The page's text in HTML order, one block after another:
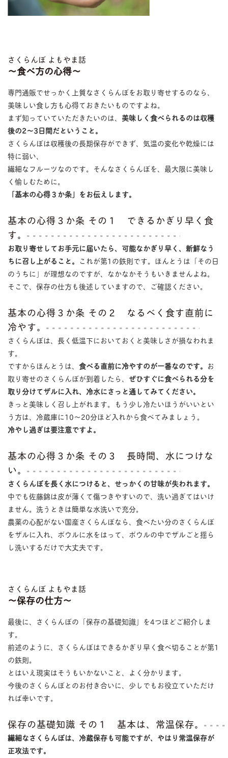
さくらんぼ よもやま話
〜食べ方の心得〜
専門通販でせっかく上質なさくらんぼをお取り寄せするのなら、
美味しい食し方も心得ておきたいものですよね。
まず知っていていただきたいのは、 美味しく食べられるのは収穫
後の2〜3日間だということ。
さくらんぼは収穫後の長期保存ができず、気温の変化や乾燥には
特に弱い、
繊細なフルーツなのです。そんなさくらんぼを、最大限に美味し
く愉しむために。
「基本の心得３か条」をお伝えします。
基本の心得３か条 その１ できるかぎり早く食
す。
お取り寄せしてお手元に届いたら、可能なかぎり早く、新鮮なう
ちに召し上がること。 これが第1の鉄則です。ほんとうは「その日
のうちに」が理想なのですが、なかなかそうもいきませんよね。
そこで、保存の仕方も後述していますので、ご確認ください。
基本の心得３か条 その２ なるべく食す直前に
冷やす。
さくらんぼは、長く低温下においておくと美味しさが損なわれま
す。
ですからほんとうは、 食べる直前に冷やすのが一番なのです。 お
取り寄せのさくらんぼが到着したら、 ぜひすぐに食べられる分を
取り分けてザルに入れ、冷水にさっと通してみてください。
きっと美味しく召し上がれます。もう少し冷たいほうがいいとい
う方は、冷蔵庫に10〜20分ほど入れから食べてみましょう。
冷やし過ぎは要注意ですよ。
基本の心得３か条 その３ 長時間、水につけな
い。
さくらんぼを長く水につけると、せっかくの甘味が失われます。
中でも佐藤錦は皮が薄くて傷つきやすいので、洗い過ぎてはいけ
ません。洗うときは簡単な水洗いで充分。
農薬の心配がない国産さくらんぼなら、食べたい分のさくらんぼ
をザルに入れ、ボウルに水をはって、ボウルの中でザルごと揺ら
し洗いするだけで大丈夫です。
さくらんぼ よもやま話
〜保存の仕方〜
最後に、さくらんぼの「保存の基礎知識」を4つほどご紹介しま
す。
前述のように、さくらんぼはできるかぎり早く食べ切ることが第1
の鉄則。
とはいえ現実はそうもいかないこと、よく分かります。
今後のさくらんぼとのお付き合いに、少しでもお役立ていただけ
れば幸いです。
保存の基礎知識 その１ 基本は、常温保存。
繊細なさくらんぼは、冷蔵保存も可能ですが、やはり常温保存が
正攻法です。